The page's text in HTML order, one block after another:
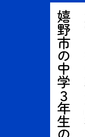
嬉野市の中学３年生の話